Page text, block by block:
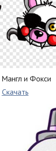
и Фокси
Скачать